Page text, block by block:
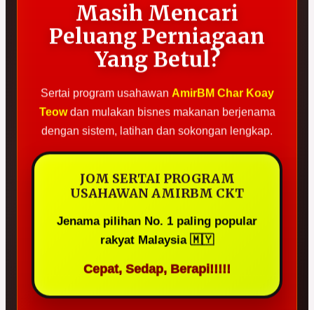
Masih Mencari
Peluang Perniagaan
Yang Betul?
Sertai program usahawan AmirBM Char Koay
Teowdan mulakan bisnes makanan berjenama
dengan sistem, latihan dan sokongan lengkap.
JOM SERTAI PROGRAM
USAHAWAN AMIRBM CKT
Jenama pilihan No. 1 paling popular
rakyat Malaysia 🇲🇾
Cepat, Sedap, Berapi!!!!!